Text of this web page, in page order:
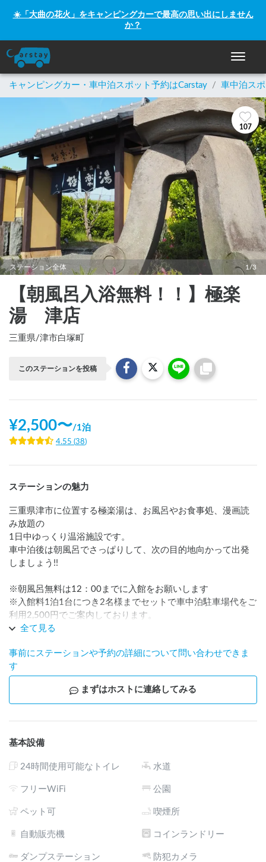
☀️「大曲の花火」をキャンピングカーで最高の思い出にしません
か？
ナビゲ
キャンピングカー・車中泊スポット予約はCarstay / 車中泊ス
107
ステーション全体 1/3
【朝風呂入浴無料！！】極楽
湯 津店
三重県/津市白塚町
このステーションを投稿
¥2,500〜/1泊
4.55 (38)
ステーションの魅力
三重県津市に位置する極楽湯は、お風呂やお食事処、漫画読
み放題の
1日中ゆっくり温浴施設です。
車中泊後は朝風呂でさっぱりして、次の目的地向かって出発
しましょう!!
※朝風呂無料は12：00までに入館をお願いします
※入館料1泊1台につき2名様までセットで車中泊駐車場代をご
利用2,500円でご案内しております。
※ゴミの回収(500円)を追加オプションでご案内しています。
をご利用下さい。利用時はフロントスタッフにお声がけをお
願いします。
※carstay用駐車スペースの利用はチェックアウト日の12時ま
での利用となります
12時以降館内利用の場合は一般の駐車スペースにご移動お
願いします
全て見る
事前にステーションや予約の詳細について問い合わせできま
す
まずはホストに連絡してみる
基本設備
24時間使用可能なトイレ 水道
フリーWiFi 公園
ペット可 喫煙所
自動販売機 コインランドリー
ダンプステーション 防犯カメラ